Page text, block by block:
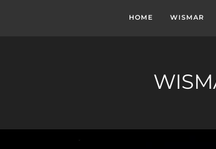
HOME WISMAR